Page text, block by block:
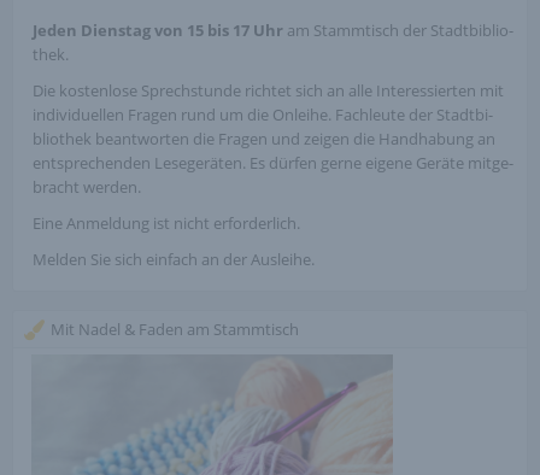
Jeden Dienstag von 15 bis 17 Uhr am Stammtisch der Stadt­bi­blio­
thek.
Die kostenlose Sprech­stunde richtet sich an alle Inter­es­sier­ten mit
indivi­du­el­len Fragen rund um die Onleihe. Fachleute der Stadt­bi­
blio­thek beant­wor­ten die Fragen und zeigen die Handhabung an
entspre­chen­den Lesege­rä­ten. Es dürfen gerne eigene Geräte mitge­
bracht werden.
Eine Anmeldung ist nicht erfor­der­lich.
Melden Sie sich einfach an der Ausleihe.
Mit Nadel & Faden am Stammtisch